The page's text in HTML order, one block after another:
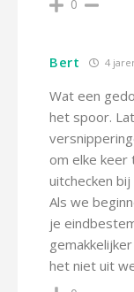
0
Bert 4
Wat een
het spoor.
om elke keer
uitchecken
Als we
je
het niet uit